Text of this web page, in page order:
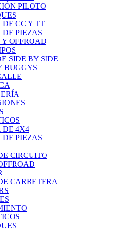
PILOTO
DE CC Y TT
DE PIEZAS
Y OFFROAD
SIDE BY SIDE
BUGGYS
DE 4X4
DE PIEZAS
CIRCUITO
CARRETERA